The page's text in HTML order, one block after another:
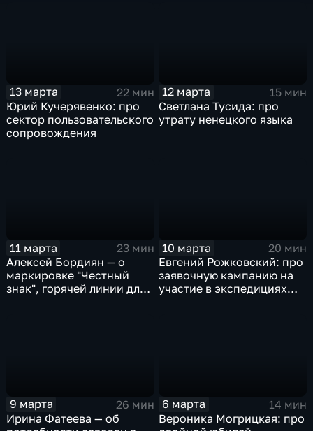
13 марта
22 мин
Юрий Кучерявенко: про
сектор пользовательского
сопровождения
12 марта
15 мин
Светлана Тусида: про
утрату ненецкого языка
11 марта
23 мин
Алексей Бордиян — о
маркировке "Честный
знак", горячей линии для
10 марта
20 мин
Евгений Рожковский: про
заявочную кампанию на
участие в экспедициях
9 марта
26 мин
Ирина Фатеева — об
6 марта
14 мин
Вероника Могрицкая: про